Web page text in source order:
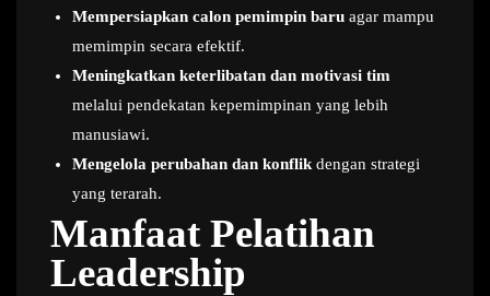
Mempersiapkan calon pemimpin baru agar mampu
memimpin secara efektif.
Meningkatkan keterlibatan dan motivasi tim
melalui pendekatan kepemimpinan yang lebih
manusiawi.
Mengelola perubahan dan konflik dengan strategi
yang terarah.
Manfaat Pelatihan
Leadership